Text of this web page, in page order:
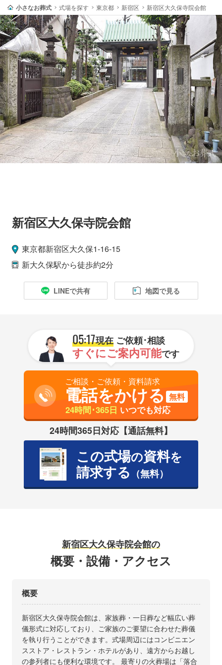
小さなお葬式 式場を探す 東京都 新宿区 新宿区大久保寺院会館
新宿区大久保寺院会館
東京都新宿区大久保1-16-15
新大久保駅から徒歩約2分
LINEで共有 地図で見る
05:17現在ご依頼･相談
すぐにご案内可能です
ご相談・ご依頼・資料請求
電話をかける 無料
24時間･365日 いつでも対応
24時間365日対応【通話無料】
この式場の資料を
請求する （無料）
新宿区大久保寺院会館の
概要・設備・アクセス
概要
新宿区大久保寺院会館は、家族葬・一日葬など幅広い葬
儀形式に対応しており、ご家族のご要望に合わせた葬儀
を執り行うことができます。式場周辺にはコンビニエン
スストア・レストラン・ホテルがあり、遠方からお越し
の参列者にも便利な環境です。 最寄りの火葬場は「落合